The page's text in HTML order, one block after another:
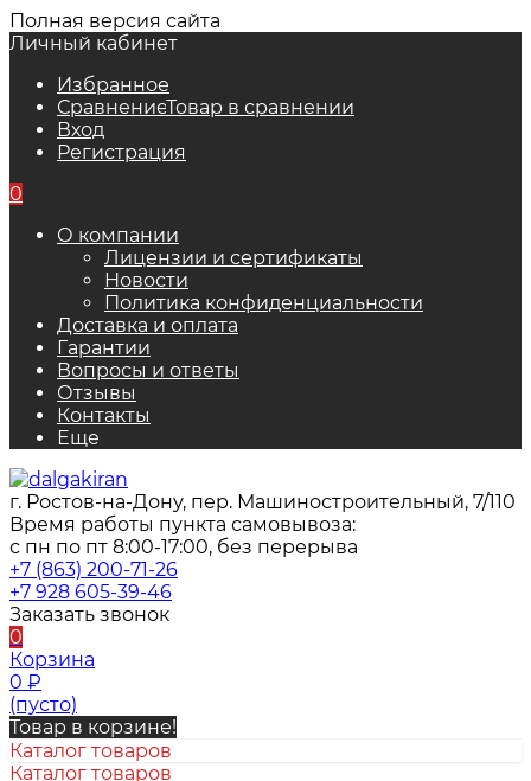
Полная версия сайта
Личный кабинет
Избранное
СравнениеТовар в сравнении
Вход
Регистрация
0
О компании
Лицензии и сертификаты
Новости
Политика конфиденциальности
Доставка и оплата
Гарантии
Вопросы и ответы
Отзывы
Контакты
Еще
г. Ростов-на-Дону, пер. Машиностроительный, 7/110
Время работы пункта самовывоза:
с пн по пт 8:00-17:00, без перерыва
+7 (863) 200-71-26
+7 928 605-39-46
Заказать звонок
0
Корзина
0 ₽
(пусто)
Товар в корзине!
Каталог товаров
Каталог товаров